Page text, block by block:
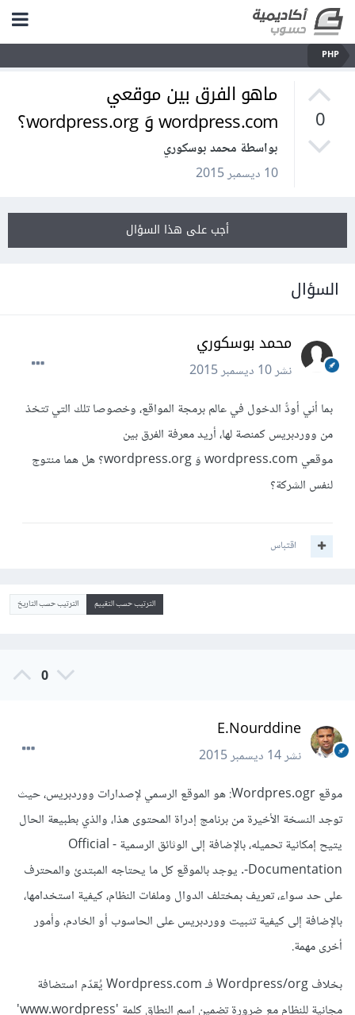
PHP
0
ماهو الفرق بين موقعي
wordpress.com وَ wordpress.org؟
بواسطة محمد بوسكوري
10 ديسمبر 2015
أجب على هذا السؤال
السؤال
محمد بوسكوري
نشر10 ديسمبر 2015
بما أني أودُّ الدخول في عالم برمجة المواقع، وخصوصا تلك التي تتخذ
من ووردبريس كمنصة لها، أريد معرفة الفرق بين
موقعي wordpress.com وَ wordpress.org؟ هل هما منتوج
لنفس الشركة؟
اقتباس
الترتيب حسب التقييم الترتيب حسب التاريخ
0
E.Nourddine
نشر14 ديسمبر 2015
موقع Wordpres.ogr: هو الموقع الرسمي لإصدارات ووردبريس، حيث
توجد النسخة الأخيرة من برنامج إدراة المحتوى هذا، والذي بطبيعة الحال
يتيح إمكانية تحميله، بالإضافة إلى الوثائق الرسمية - Official
Documentation-. يوجد بالموقع كل ما يحتاجه المبتدئ والمحترف
على حد سواء، تعريف بمختلف الدوال وملفات النظام، كيفية استخدامها،
بالإضافة إلى كيفية تثبيت ووردبريس على الحاسوب أو الخادم، وأمور
أخرى مهمة.
بخلاف Wordpress/org فـ Wordpress.com يُقدّم استضافة